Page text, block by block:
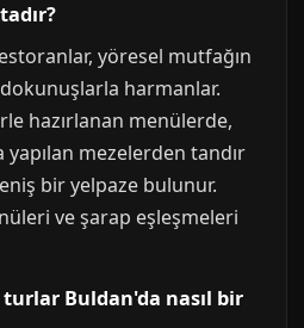
yöresel mutfağın
harmanlar.
hazırlanan menülerde,
mezelerden tandır
bir yelpaze bulunur.
ve şarap eşleşmeleri
Buldan'da nasıl bir